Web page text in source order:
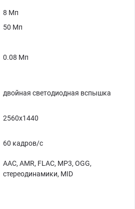
8 Мп
50 Мп
0.08 Мп
двойная светодиодная вспышка
2560х1440
60 кадров/с
AAC, AMR, FLAC, MP3, OGG,
стереодинамики, MID